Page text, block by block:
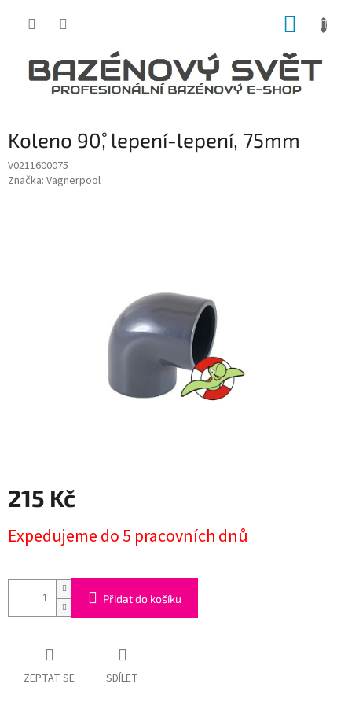
Koleno 90˚, lepení-lepení, 75mm
V0211600075
Značka: Vagnerpool
215 Kč
cena:
Expedujeme do 5 pracovních dnů
Přidat do košíku
ZEPTAT SE SDÍLET